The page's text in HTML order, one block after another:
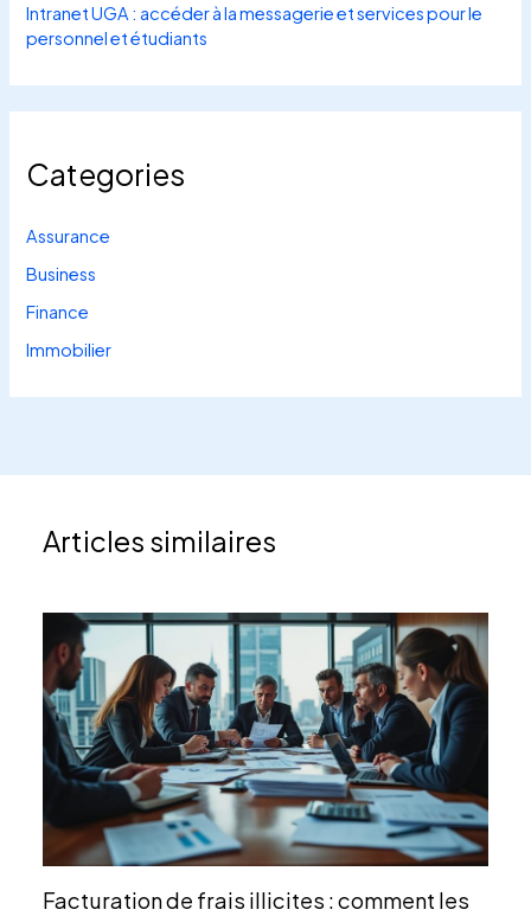
Intranet UGA : accéder à la messagerie et services pour le
personnel et étudiants
Categories
Assurance
Business
Finance
Immobilier
Articles similaires
Facturation de frais illicites : comment les